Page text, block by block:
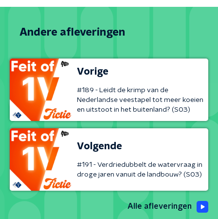
Andere afleveringen
Vorige
#189 - Leidt de krimp van de
Nederlandse veestapel tot meer koeien
en uitstoot in het buitenland? (S03)
Volgende
#191 - Verdriedubbelt de watervraag in
droge jaren vanuit de landbouw? (S03)
Alle afleveringen